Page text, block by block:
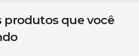
produtos que você